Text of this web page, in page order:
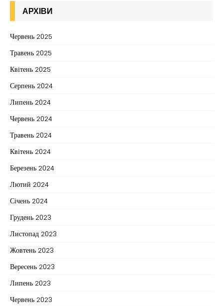
АРХІВИ
Червень 2025
Травень 2025
Квітень 2025
Серпень 2024
Липень 2024
Червень 2024
Травень 2024
Квітень 2024
Березень 2024
Лютий 2024
Січень 2024
Грудень 2023
Листопад 2023
Жовтень 2023
Вересень 2023
Липень 2023
Червень 2023